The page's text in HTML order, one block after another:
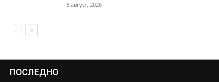
5 август, 2026
ПОСЛЕДНО